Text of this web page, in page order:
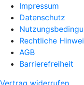
Impressum
Datenschutz
Rechtliche
AGB
Barrierefreiheit
Vertrag widerrufen